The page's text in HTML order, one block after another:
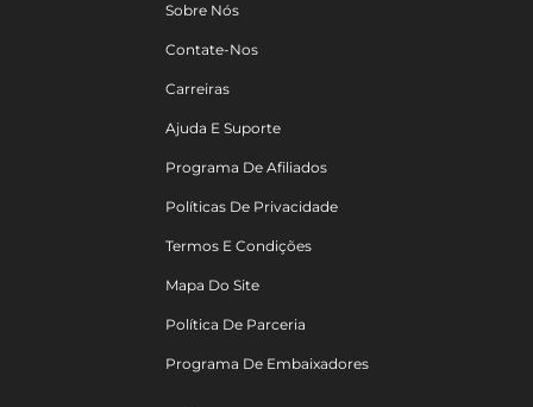
Sobre Nós
Contate-Nos
Carreiras
Ajuda E Suporte
Programa De Afiliados
Políticas De Privacidade
Termos E Condições
Mapa Do Site
Política De Parceria
Programa De Embaixadores